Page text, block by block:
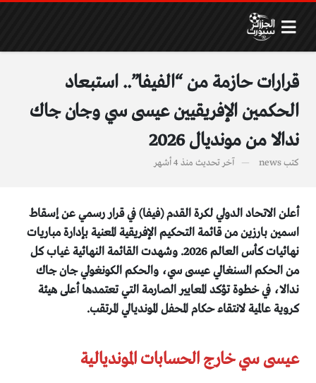
قرارات حازمة من “الفيفا”.. استبعاد
الحكمين الإفريقيين عيسى سي وجان جاك
ندالا من مونديال 2026
كتبnews آخر تحديث منذ 4 أشهر
أعلن الاتحاد الدولي لكرة القدم (فيفا) في قرار رسمي عن إسقاط
اسمين بارزين من قائمة التحكيم الإفريقية المعنية بإدارة مباريات
نهائيات كأس العالم 2026. وشهدت القائمة النهائية غياب كل
من الحكم السنغالي عيسى سي، والحكم الكونغولي جان جاك
ندالا، في خطوة تؤكد المعايير الصارمة التي تعتمدها أعلى هيئة
كروية عالمية لانتقاء حكام المحفل المونديالي المرتقب.
عيسى سي خارج الحسابات المونديالية